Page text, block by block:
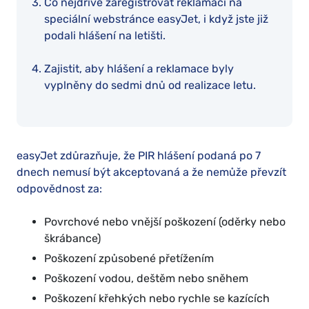
speciální webstránce easyJet, i když jste již
podali hlášení na letišti.
Zajistit, aby hlášení a reklamace byly
vyplněny do sedmi dnů od realizace letu.
easyJet zdůrazňuje, že PIR hlášení podaná po 7
dnech nemusí být akceptovaná a že nemůže převzít
odpovědnost za:
Povrchové nebo vnější poškození (oděrky nebo
škrábance)
Poškození způsobené přetížením
Poškození vodou, deštěm nebo sněhem
Poškození křehkých nebo rychle se kazících